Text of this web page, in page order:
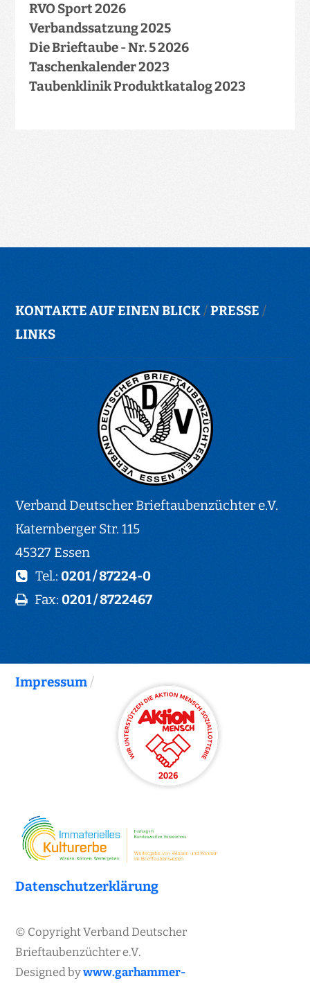
RVO Sport 2026
Verbandssatzung 2025
Die Brieftaube - Nr. 5 2026
Taschenkalender 2023
Taubenklinik Produktkatalog 2023
KONTAKTE AUF EINEN BLICK/PRESSE /
LINKS
Verband Deutscher Brieftaubenzüchter e.V.
Katernberger Str. 115
45327 Essen
Tel.:0201 / 87224-0
Fax:0201 / 8722467
Impressum/
Datenschutzerklärung
© Copyright Verband Deutscher
Brieftaubenzüchter e.V.
Designed bywww.garhammer-